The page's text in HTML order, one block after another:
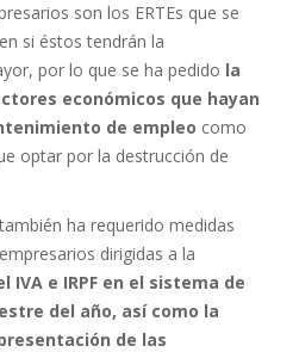
son los ERTEs que se
si éstos tendrán la
por lo que se ha pedido la
económicos que hayan
de empleo como
optar por la destrucción de
ha requerido medidas
dirigidas a la
IVA e IRPF en el sistema de
del año, así como la
de las